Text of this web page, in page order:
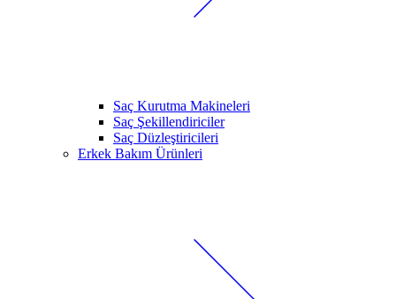
Saç Kurutma Makineleri
Saç Şekillendiriciler
Saç Düzleştiricileri
Erkek Bakım Ürünleri